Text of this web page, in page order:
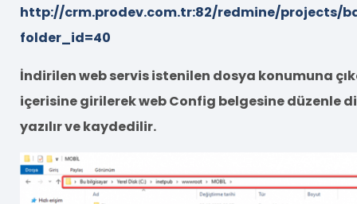
http://crm.prodev.com.tr:82/redmine/projects/
folder_id=40
İndirilen web servis istenilen dosya konumuna
içerisine girilerek web Config belgesine düzenle
yazılır ve kaydedilir.